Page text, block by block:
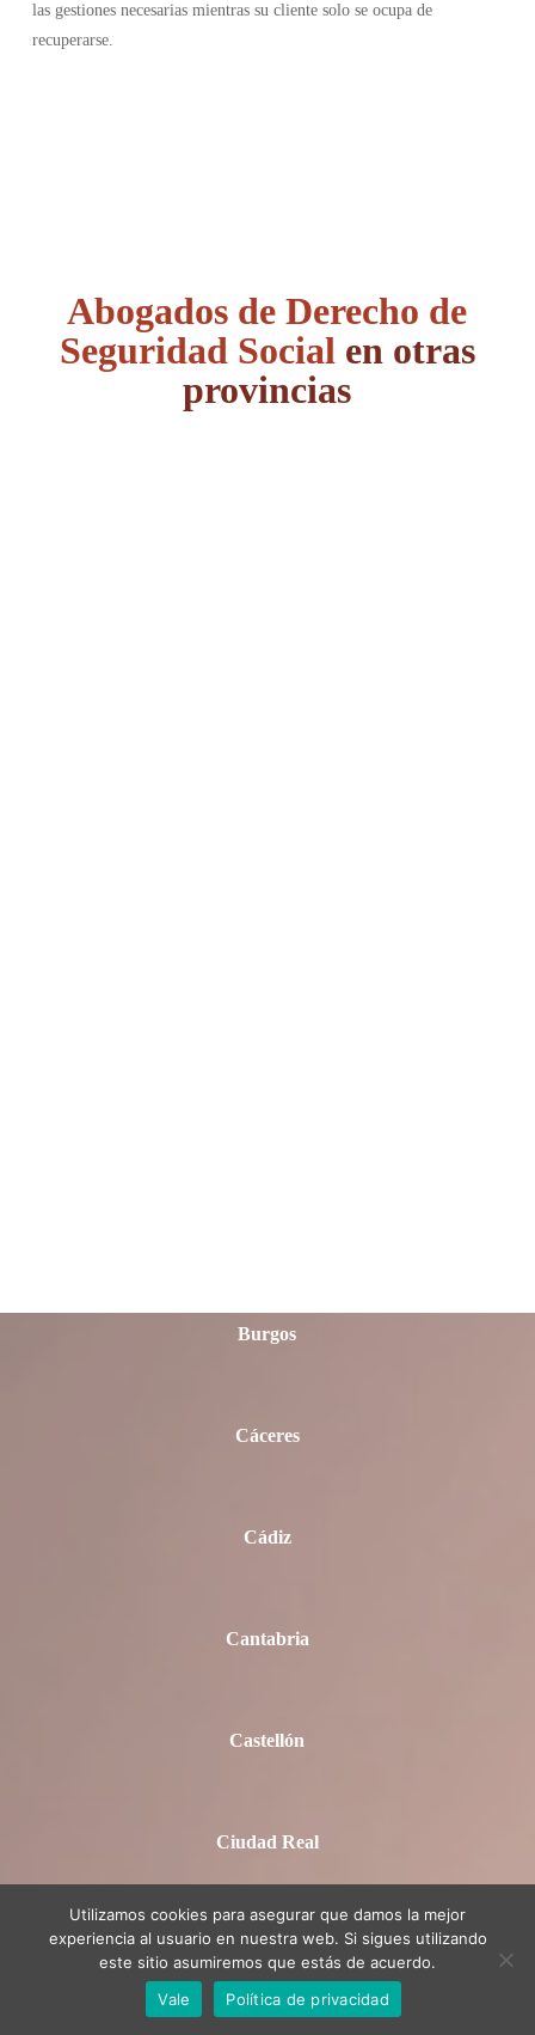
las gestiones necesarias mientras su cliente solo se ocupa de
recuperarse.
Abogados de Derecho de
Seguridad Social en otras
provincias
Burgos
Cáceres
Cádiz
Cantabria
Castellón
Ciudad Real
Córdoba
Utilizamos cookies para asegurar que damos la mejor
experiencia al usuario en nuestra web. Si sigues utilizando
este sitio asumiremos que estás de acuerdo.
Vale
Política de privacidad